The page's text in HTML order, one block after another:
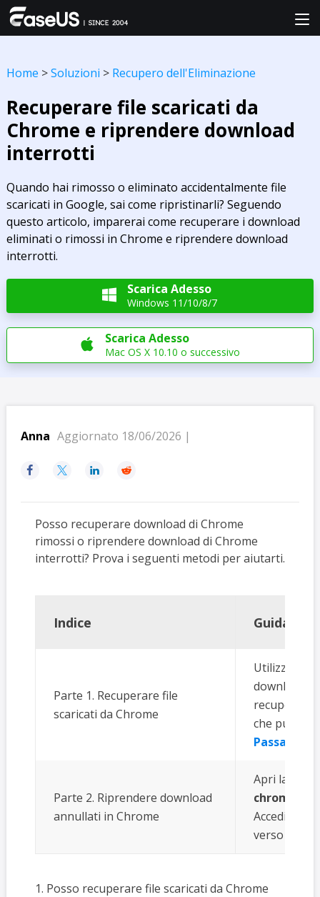
Home >Soluzioni > Recupero dell'Eliminazione
Recuperare file scaricati da
Chrome e riprendere download
interrotti
Quando hai rimosso o eliminato accidentalmente file
scaricati in Google, sai come ripristinarli? Seguendo
questo articolo, imparerai come recuperare i download
eliminati o rimossi in Chrome e riprendere download
interrotti.
 Scarica Adesso
Windows 11/10/8/7
 Scarica Adesso
Mac OS X 10.10 o successivo
Anna Aggiornato 18/06/2026 |
   
Posso recuperare download di Chrome
rimossi o riprendere download di Chrome
interrotti? Prova i seguenti metodi per aiutarti.
Indice Guida
Parte 1. Recuperare file
scaricati da Chrome
Utilizza il
download
recupero
che puoi
Passaggi
Parte 2. Riprendere download
annullati in Chrome
Apri la
chrome://
Accedi alla
verso il
1. Posso recuperare file scaricati da Chrome